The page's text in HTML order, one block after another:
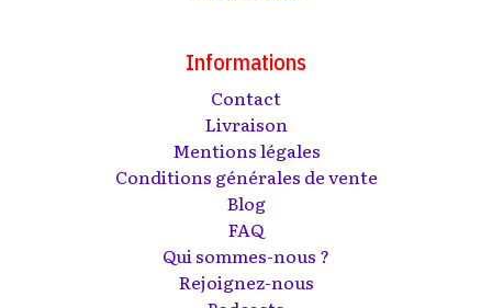
Informations
Contact
Livraison
Mentions légales
Conditions générales de vente
Blog
FAQ
Qui sommes-nous ?
Rejoignez-nous